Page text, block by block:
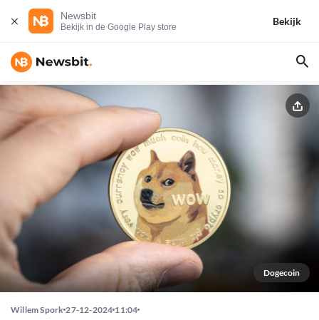
Newsbit
Bekijk in de Google Play store
Bekijk
Dogecoin
Willem Spork 27-12-2024 11:04